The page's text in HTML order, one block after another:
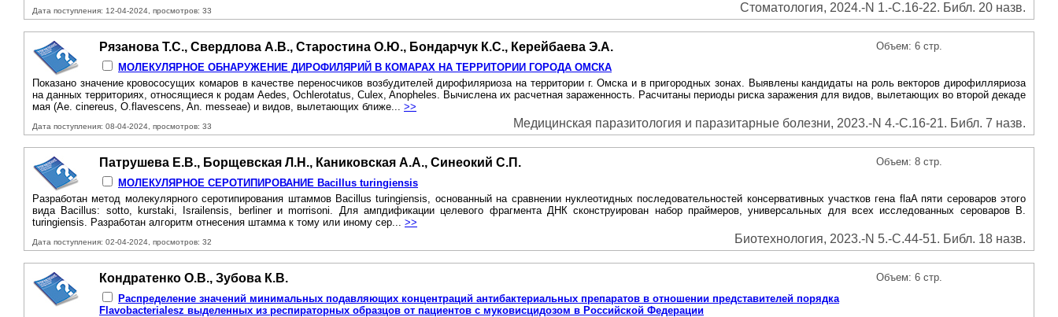
Дата поступления: 12-04-2024, просмотров: 33 Стоматология, 2024.-N 1.-С.16-22. Библ. 20 назв.
Рязанова Т.С., Свердлова А.В., Старостина О.Ю., Бондарчук К.С., Керейбаева Э.А.
МОЛЕКУЛЯРНОЕ ОБНАРУЖЕНИЕ ДИРОФИЛЯРИЙ B КОМАРАХ HA ТЕРРИТОРИИ ГОРОДА ОМСКА
Объем: 6 стр.
Показано значение кровососущих комаров в качестве переносчиков возбудителей дирофиляриоза на территории г. Омска и в пригородных зонах. Выявлены кандидаты на роль векторов дирофилляриоза
на данных территориях, относящиеся к родам Aedes, Ochlerotatus, Culex, Anopheles. Вычислена их расчетная зараженность. Расчитаны периоды риска заражения для видов, вылетающих во второй декаде
мая (Ae. cinereus, O.flavescens, An. messeae) и видов, вылетающих ближе... >>
Дата поступления: 08-04-2024, просмотров: 33 Медицинская паразитология и паразитарные болезни, 2023.-N 4.-С.16-21. Библ. 7 назв.
Патрушева Е.В., Борщевская Л.Н., Каниковская А.А., Синеокий С.П.
МОЛЕКУЛЯРНОЕ CEPOTИПИРОВАНИE Bacillus turingiensis
Объем: 8 стр.
Разработан метод молекулярного серотипирования штаммов Bacillus turingiensis, основанный на сравнении нуклеотидных последовательностей консервативных участков гена flaA пяти сероваров этого
вида Bacillus: sotto, kurstaki, Israilensis, berliner и morrisoni. Для ампдификации целевого фрагмента ДНК сконструирован набор праймеров, универсальных для всех исследованных сероваров В.
turingiensis. Разработан алгоритм отнесения штамма к тому или иному сер... >>
Дата поступления: 02-04-2024, просмотров: 32 Биотехнология, 2023.-N 5.-С.44-51. Библ. 18 назв.
Кондратенко О.В., Зубова К.В.
Распределение значений минимальных подавляющих концентраций антибактериальных препаратов в отношении представителей порядка
Flavobacterialesz выделенных из респираторных образцов от пациентов с муковисцидозом в Российской Федерации
Объем: 6 стр.